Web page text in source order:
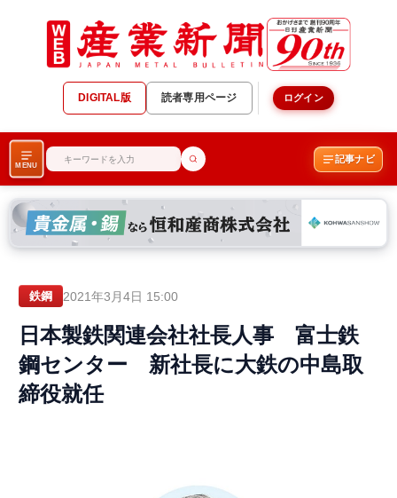
DIGITAL版 読者専用ページ ログイン
MENU
記事ナビ
鉄鋼 2021年3月4日 15:00
日本製鉄関連会社社長人事 富士鉄
鋼センター 新社長に大鉄の中島取
締役就任